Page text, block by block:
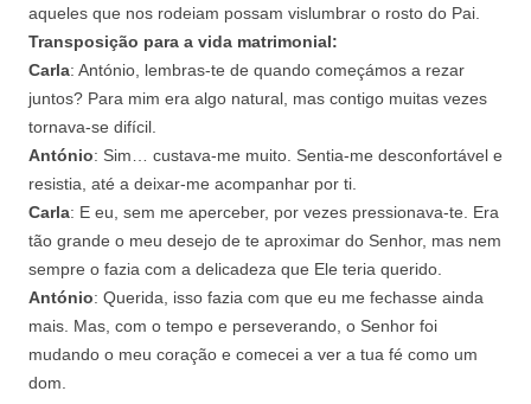
aqueles que nos rodeiam possam vislumbrar o rosto do Pai.
Transposição para a vida matrimonial:
Carla: António, lembras-te de quando começámos a rezar
juntos? Para mim era algo natural, mas contigo muitas vezes
tornava-se difícil.
António: Sim… custava-me muito. Sentia-me desconfortável e
resistia, até a deixar-me acompanhar por ti.
Carla: E eu, sem me aperceber, por vezes pressionava-te. Era
tão grande o meu desejo de te aproximar do Senhor, mas nem
sempre o fazia com a delicadeza que Ele teria querido.
António: Querida, isso fazia com que eu me fechasse ainda
mais. Mas, com o tempo e perseverando, o Senhor foi
mudando o meu coração e comecei a ver a tua fé como um
dom.